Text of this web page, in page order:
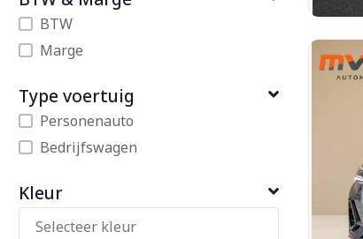
BTW
Marge
Type voertuig
Personenauto
Bedrijfswagen
Kleur